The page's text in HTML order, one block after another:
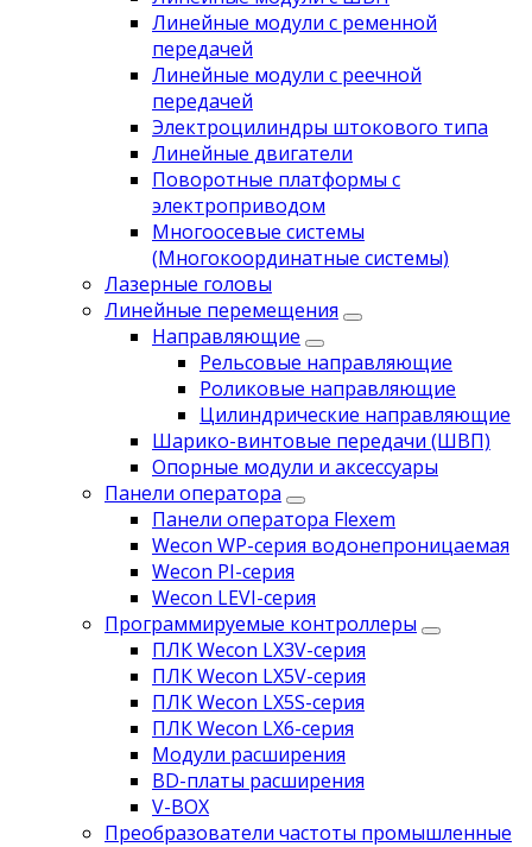
Линейные модули с ременной
передачей
Линейные модули с реечной
передачей
Электроцилиндры штокового типа
Линейные двигатели
Поворотные платформы с
электроприводом
Многоосевые системы
(Многокоординатные системы)
Лазерные головы
Линейные перемещения
Направляющие
Рельсовые направляющие
Роликовые направляющие
Цилиндрические направляющие
Шарико-винтовые передачи (ШВП)
Опорные модули и аксессуары
Панели оператора
Панели оператора Flexem
Wecon WP-серия водонепроницаемая
Wecon PI-серия
Wecon LEVI-серия
Программируемые контроллеры
ПЛК Wecon LX3V-серия
ПЛК Wecon LX5V-серия
ПЛК Wecon LX5S-серия
ПЛК Wecon LX6-серия
Модули расширения
BD-платы расширения
V-BOX
Преобразователи частоты промышленные